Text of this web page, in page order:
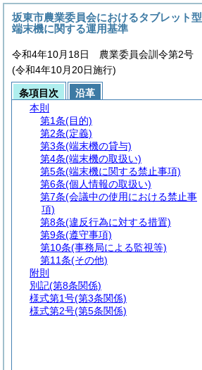
坂東市農業委員会におけるタブレット型
端末機に関する運用基準
令和4年10月18日 農業委員会訓令第2号
(令和4年10月20日施行)
条項目次
沿革
本則
第1条(目的)
第2条(定義)
第3条(端末機の貸与)
第4条(端末機の取扱い)
第5条(端末機に関する禁止事項)
第6条(個人情報の取扱い)
第7条(会議中の使用における禁止事
項)
第8条(違反行為に対する措置)
第9条(遵守事項)
第10条(事務局による監視等)
第11条(その他)
附則
別記(第8条関係)
様式第1号(第3条関係)
様式第2号(第5条関係)